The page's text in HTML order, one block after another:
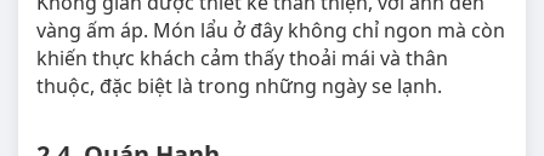
vàng ấm áp. Món lẩu ở đây không chỉ ngon mà còn
khiến thực khách cảm thấy thoải mái và thân
thuộc, đặc biệt là trong những ngày se lạnh.